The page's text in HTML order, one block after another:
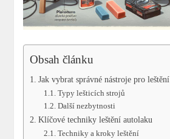
Obsah článku
Jak vybrat správné nástroje pro leštění
Typy lešticích strojů
Další nezbytnosti
Klíčové techniky leštění autolaku
Techniky a kroky leštění